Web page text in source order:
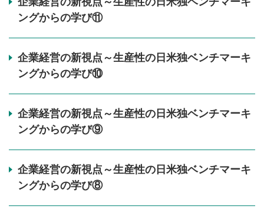
ングからの学び⑪
企業経営の新視点～生産性の日米独ベンチマーキ
ングからの学び⑩
企業経営の新視点～生産性の日米独ベンチマーキ
ングからの学び⑨
企業経営の新視点～生産性の日米独ベンチマーキ
ングからの学び⑧